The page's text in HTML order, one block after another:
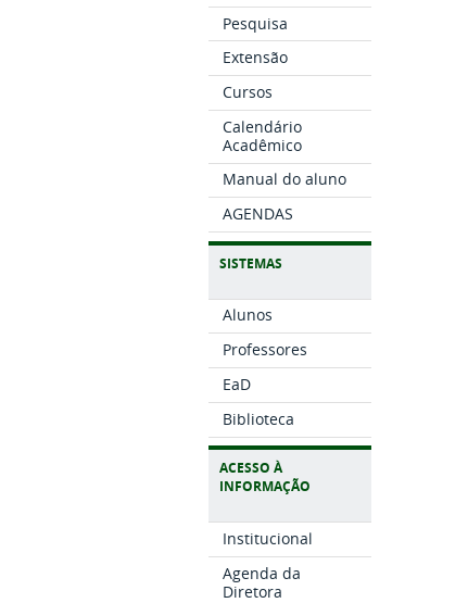
Pesquisa
Extensão
Cursos
Calendário
Acadêmico
Manual do aluno
AGENDAS
SISTEMAS
Alunos
Professores
EaD
Biblioteca
ACESSO À
INFORMAÇÃO
Institucional
Agenda da
Diretora